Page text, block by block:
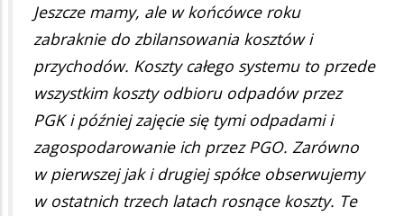
Jeszcze mamy, ale w końcówce roku
zabraknie do zbilansowania kosztów i
przychodów. Koszty całego systemu to przede
wszystkim koszty odbioru odpadów przez
PGK i później zajęcie się tymi odpadami i
zagospodarowanie ich przez PGO. Zarówno
w pierwszej jak i drugiej spółce obserwujemy
w ostatnich trzech latach rosnące koszty. Te